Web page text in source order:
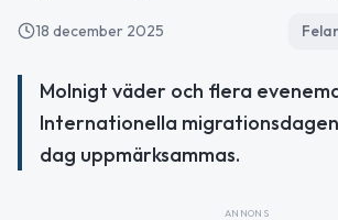
18 december 2025
Molnigt väder och flera
Internationella
dag uppmärksammas.
ANNONS